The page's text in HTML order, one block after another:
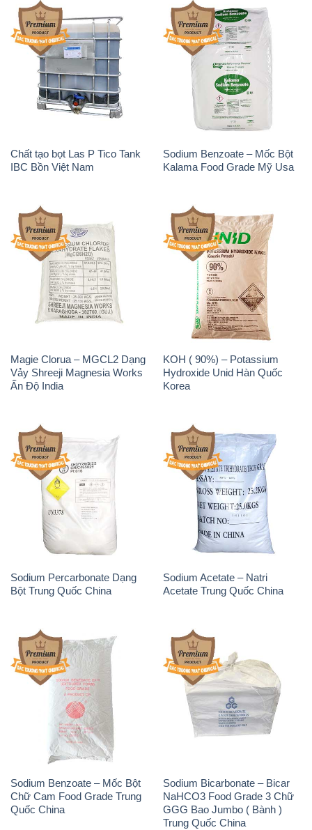
Chất tạo bọt Las P Tico Tank
IBC Bồn Việt Nam
Sodium Benzoate – Mốc Bột
Kalama Food Grade Mỹ Usa
Magie Clorua – MGCL2 Dạng
Vảy Shreeji Magnesia Works
Ấn Độ India
KOH ( 90%) – Potassium
Hydroxide Unid Hàn Quốc
Korea
Sodium Percarbonate Dạng
Bột Trung Quốc China
Sodium Acetate – Natri
Acetate Trung Quốc China
Sodium Benzoate – Mốc Bột
Chữ Cam Food Grade Trung
Quốc China
Sodium Bicarbonate – Bicar
NaHCO3 Food Grade 3 Chữ
GGG Bao Jumbo ( Bành )
Trung Quốc China